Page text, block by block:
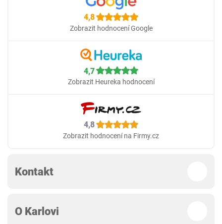
4,8
Zobrazit hodnocení Google
4,7
Zobrazit Heureka hodnocení
4,8
Zobrazit hodnocení na Firmy.cz
Kontakt
O Karlovi